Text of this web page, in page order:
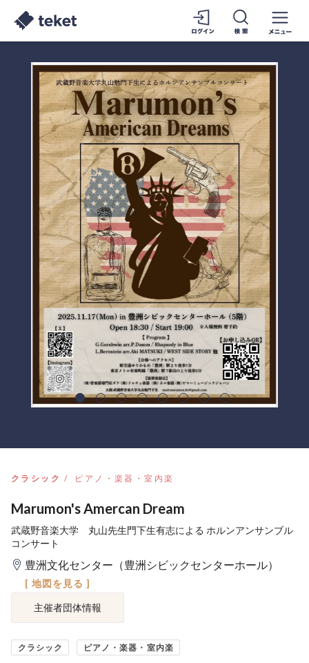
クラシック ピアノ・楽器・室内楽
Marumon's Amercan Dream
武蔵野音楽大学 丸山先生門下生有志による ホルンアンサンブル
コンサート
豊洲文化センター（豊洲シビックセンターホール）
[ 地図を見る ]
主催者団体情報
クラシック ピアノ・楽器・室内楽